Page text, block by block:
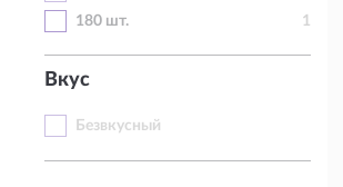
180 шт.
1
Вкус
Безвкусный